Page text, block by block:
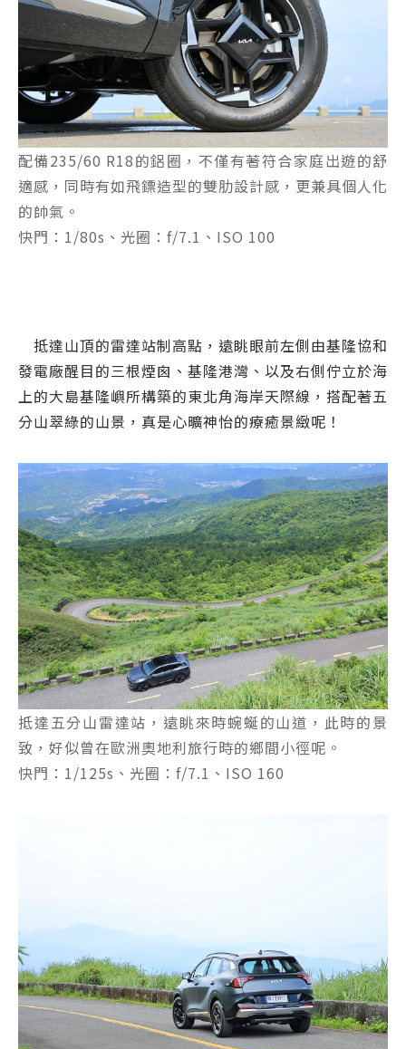
配備235/60 R18的鋁圈，不僅有著符合家庭出遊的舒
適感，同時有如飛鏢造型的雙肋設計感，更兼具個人化
的帥氣。
快門：1/80s、光圈：f/7.1、ISO 100
抵達山頂的雷達站制高點，遠眺眼前左側由基隆協和
發電廠醒目的三根煙囪、基隆港灣、以及右側佇立於海
上的大島基隆嶼所構築的東北角海岸天際線，搭配著五
分山翠綠的山景，真是心曠神怡的療癒景緻呢！
抵達五分山雷達站，遠眺來時蜿蜒的山道，此時的景
致，好似曾在歐洲奧地利旅行時的鄉間小徑呢。
快門：1/125s、光圈：f/7.1、ISO 160